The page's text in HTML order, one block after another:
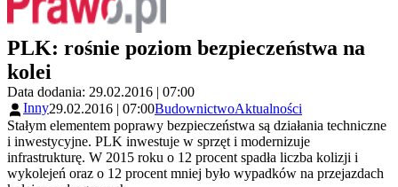
PLK: rośnie poziom bezpieczeństwa na
kolei
Data dodania: 29.02.2016 | 07:00
Inny29.02.2016 | 07:00BudownictwoAktualności
Stałym elementem poprawy bezpieczeństwa są działania techniczne
i inwestycyjne. PLK inwestuje w sprzęt i modernizuje
infrastrukturę. W 2015 roku o 12 procent spadła liczba kolizji i
wykolejeń oraz o 12 procent mniej było wypadków na przejazdach